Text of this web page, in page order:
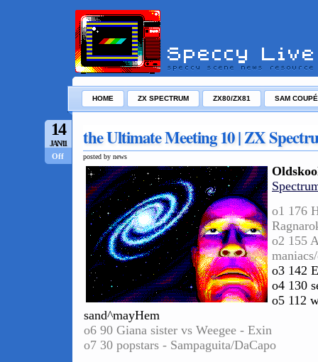
HOME ZX SPECTRUM ZX80/ZX81 SAM COUPÉ
14
JAN/11
Off
the Ultimate Meeting 10 | ZX
posted by news
o1 176
o2 155
o3 142
o4 130
o5 112
sand^mayHem
o6 90 Giana sister vs Weegee - Exin
o7 30 popstars - Sampaguita/DaCapo